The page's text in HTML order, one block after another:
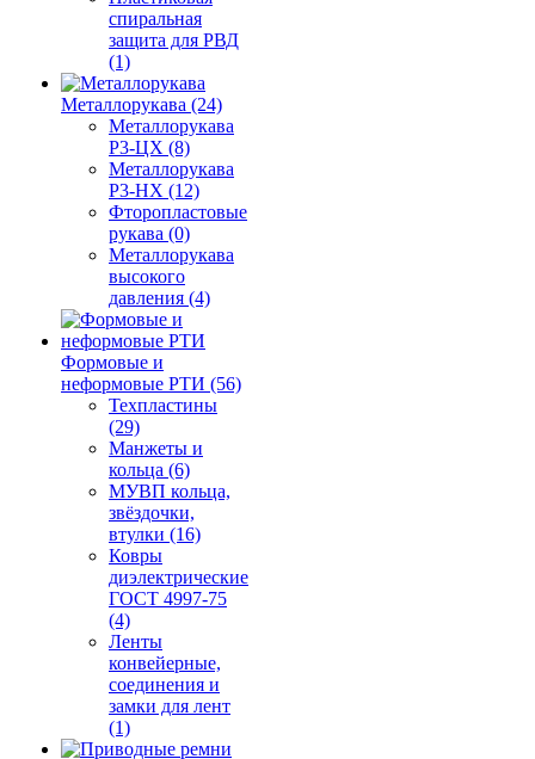
спиральная
защита для РВД
(1)
Металлорукава (24)
Металлорукава
Р3-ЦХ (8)
Металлорукава
Р3-НХ (12)
Фторопластовые
рукава (0)
Металлорукава
высокого
давления (4)
Формовые и
неформовые РТИ (56)
Техпластины
(29)
Манжеты и
кольца (6)
МУВП кольца,
звёздочки,
втулки (16)
Ковры
диэлектрические
ГОСТ 4997-75
(4)
Ленты
конвейерные,
соединения и
замки для лент
(1)